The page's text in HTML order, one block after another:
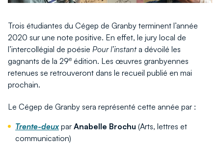
Trois étudiantes du Cégep de Granby terminent l’année
2020 sur une note positive. En effet, le jury local de
l’intercollégial de poésie Pour l’instant a dévoilé les
gagnants de la 29e édition. Les œuvres granbyennes
retenues se retrouveront dans le recueil publié en mai
prochain.
Le Cégep de Granby sera représenté cette année par :
Trente-deuxpar Anabelle Brochu (Arts, lettres et
communication)